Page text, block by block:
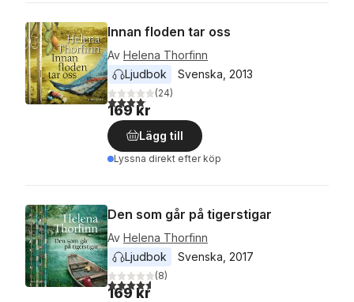
Innan floden tar oss
Av Helena Thorfinn
Ljudbok
Svenska 2013
4,1utav 5 stjärnor. Totalt antal röster:
(24)
169 kr
Lägg till
Lyssna direkt efter köp
Den som går på tigerstigar
Av Helena Thorfinn
Ljudbok
Svenska 2017
4,6utav 5 stjärnor. Totalt antal röster:
(8)
169 kr